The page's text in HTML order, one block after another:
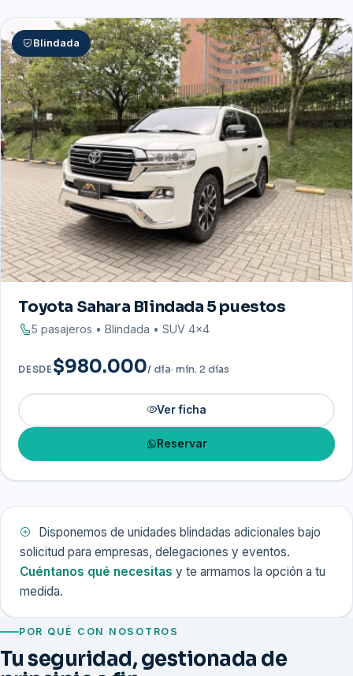
Blindada
Toyota Sahara Blindada 5 puestos
5 pasajeros • Blindada • SUV 4×4
DESDE $980.000/ día· mín. 2 días
Ver ficha
Reservar
Disponemos de unidades blindadas adicionales bajo
solicitud para empresas, delegaciones y eventos.
Cuéntanos qué necesitas y te armamos la opción a tu
medida.
POR QUÉ CON NOSOTROS
Tu seguridad, gestionada de